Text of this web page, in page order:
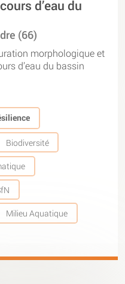
d’eau du
(66)
morphologique et
d’eau du bassin
Biodiversité
Milieu Aquatique